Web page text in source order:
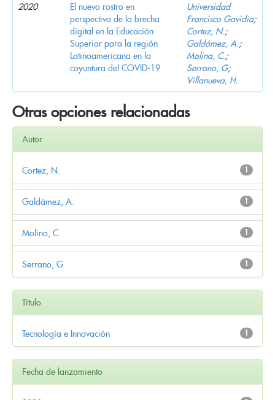
2020
El nuevo rostro en
perspectiva de la brecha
digital en la Educación
Superior para la región
Latinoamericana en la
coyuntura del COVID-19
Universidad
Francisco Gavidia;
Cortez, N.;
Galdámez, A.;
Molina, C.;
Serrano, G;
Villanueva, H.
Otras opciones relacionadas
Autor
1
Cortez, N.
1
Galdámez, A.
1
Molina, C.
1
Serrano, G
Título
1
Tecnología e Innovación
Fecha de lanzamiento